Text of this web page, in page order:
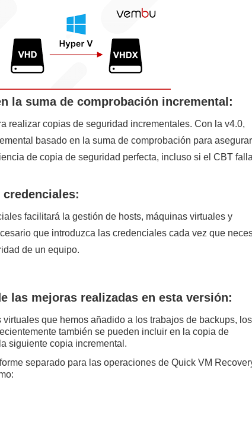
la suma de comprobación incremental:
realizar copias de seguridad incrementales. Con la v4.0,
basado en la suma de comprobación para asegurar
de copia de seguridad perfecta, incluso si el CBT
facilitará la gestión de hosts, máquinas virtuales y
que introduzca las credenciales cada vez que
de un equipo.
las mejoras realizadas en esta versión:
que hemos añadido a los trabajos de backups, los
también se pueden incluir en la copia de
siguiente copia incremental.
separado para las operaciones de Quick VM